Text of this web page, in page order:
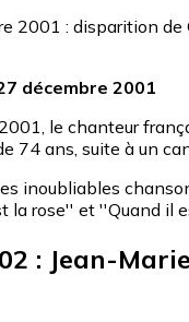
2001 : disparition de
décembre 2001
le chanteur
74 ans, suite à un
inoubliables
la rose'' et ''Quand il
: Jean-